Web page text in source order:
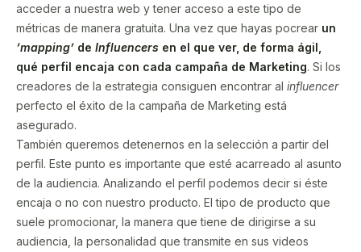
acceder a nuestra web y tener acceso a este tipo de
métricas de manera gratuita. Una vez que hayas pocrear un
‘mapping’ de Influencers en el que ver, de forma ágil,
qué perfil encaja con cada campaña de Marketing. Si los
creadores de la estrategia consiguen encontrar al influencer
perfecto el éxito de la campaña de Marketing está
asegurado.
También queremos detenernos en la selección a partir del
perfil. Este punto es importante que esté acarreado al asunto
de la audiencia. Analizando el perfil podemos decir si éste
encaja o no con nuestro producto. El tipo de producto que
suele promocionar, la manera que tiene de dirigirse a su
audiencia, la personalidad que transmite en sus videos